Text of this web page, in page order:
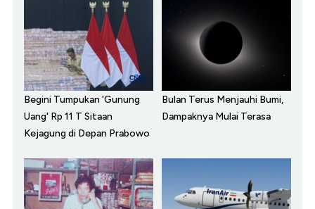
Begini Tumpukan 'Gunung
Uang' Rp 11 T Sitaan
Kejagung di Depan Prabowo
Bulan Terus Menjauhi Bumi,
Dampaknya Mulai Terasa